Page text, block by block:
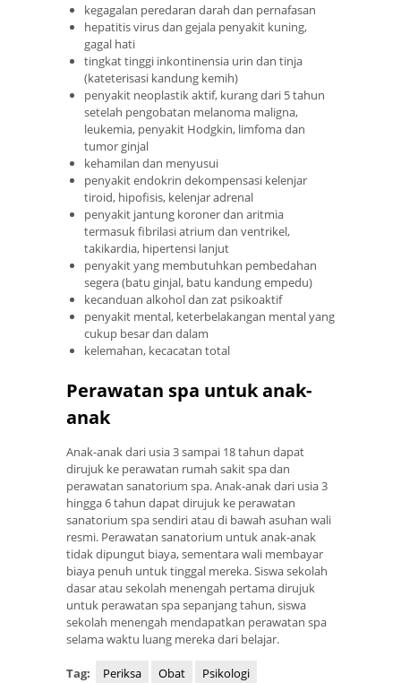
kegagalan peredaran darah dan pernafasan
hepatitis virus dan gejala penyakit kuning,
gagal hati
tingkat tinggi inkontinensia urin dan tinja
(kateterisasi kandung kemih)
penyakit neoplastik aktif, kurang dari 5 tahun
setelah pengobatan melanoma maligna,
leukemia, penyakit Hodgkin, limfoma dan
tumor ginjal
kehamilan dan menyusui
penyakit endokrin dekompensasi kelenjar
tiroid, hipofisis, kelenjar adrenal
penyakit jantung koroner dan aritmia
termasuk fibrilasi atrium dan ventrikel,
takikardia, hipertensi lanjut
penyakit yang membutuhkan pembedahan
segera (batu ginjal, batu kandung empedu)
kecanduan alkohol dan zat psikoaktif
penyakit mental, keterbelakangan mental yang
cukup besar dan dalam
kelemahan, kecacatan total
Perawatan spa untuk anak-
anak
Anak-anak dari usia 3 sampai 18 tahun dapat
dirujuk ke perawatan rumah sakit spa dan
perawatan sanatorium spa. Anak-anak dari usia 3
hingga 6 tahun dapat dirujuk ke perawatan
sanatorium spa sendiri atau di bawah asuhan wali
resmi. Perawatan sanatorium untuk anak-anak
tidak dipungut biaya, sementara wali membayar
biaya penuh untuk tinggal mereka. Siswa sekolah
dasar atau sekolah menengah pertama dirujuk
untuk perawatan spa sepanjang tahun, siswa
sekolah menengah mendapatkan perawatan spa
selama waktu luang mereka dari belajar.
Tag: Periksa Obat Psikologi